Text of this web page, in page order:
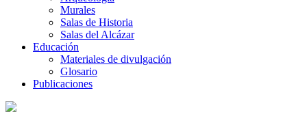
Murales
Salas de Historia
Salas del Alcázar
Educación
Materiales de divulgación
Glosario
Publicaciones